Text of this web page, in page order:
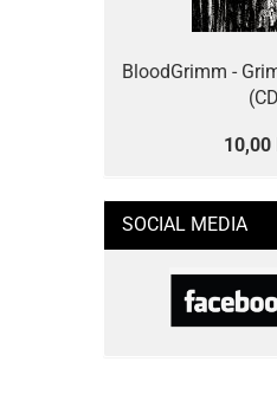
BloodGrimm -
10,00
SOCIAL MEDIA